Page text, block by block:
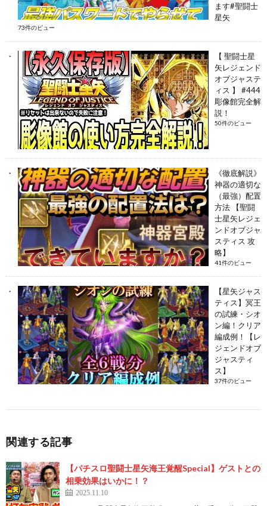
ます#聖闘士
星矢
73件のビュー
【 聖闘士星
矢レジェンド
オブジャステ
ィス 】 #444
彫像館完全解
説！
50件のビュー
《徹底解説》
神器の適切な
（最強）配置
方法 【聖闘
士星矢レジェ
ンドオブジャ
スティス 攻
略】
41件のビュー
【星矢ジャス
ティス】冥王
の試練・シオ
ン編！クリア
編成例！【レ
ジェンドオブ
ジャスティ
ス】
37件のビュー
関連する記事
【パチスロ聖闘士星矢海王覚醒Special】ゲストとの
相乗効果はいかに！？
2025.11.10